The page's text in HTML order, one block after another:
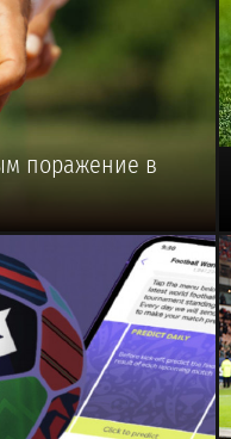
поражение в